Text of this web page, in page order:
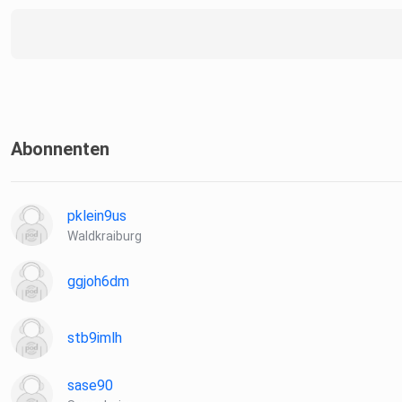
Abonnenten
pklein9us
Waldkraiburg
ggjoh6dm
stb9imlh
sase90